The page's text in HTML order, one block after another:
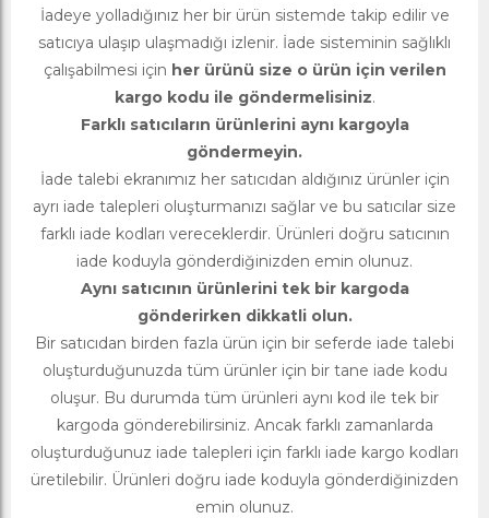
İadeye yolladığınız her bir ürün sistemde takip edilir ve
satıcıya ulaşıp ulaşmadığı izlenir. İade sisteminin sağlıklı
çalışabilmesi için her ürünü size o ürün için verilen
kargo kodu ile göndermelisiniz.
Farklı satıcıların ürünlerini aynı kargoyla
göndermeyin.
İade talebi ekranımız her satıcıdan aldığınız ürünler için
ayrı iade talepleri oluşturmanızı sağlar ve bu satıcılar size
farklı iade kodları vereceklerdir. Ürünleri doğru satıcının
iade koduyla gönderdiğinizden emin olunuz.
Aynı satıcının ürünlerini tek bir kargoda
gönderirken dikkatli olun.
Bir satıcıdan birden fazla ürün için bir seferde iade talebi
oluşturduğunuzda tüm ürünler için bir tane iade kodu
oluşur. Bu durumda tüm ürünleri aynı kod ile tek bir
kargoda gönderebilirsiniz. Ancak farklı zamanlarda
oluşturduğunuz iade talepleri için farklı iade kargo kodları
üretilebilir. Ürünleri doğru iade koduyla gönderdiğinizden
emin olunuz.